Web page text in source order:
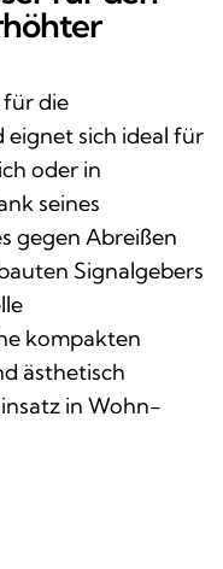
die
sich ideal für
oder in
seines
gegen Abreißen
Signalgebers
kompakten
ästhetisch
in Wohn-